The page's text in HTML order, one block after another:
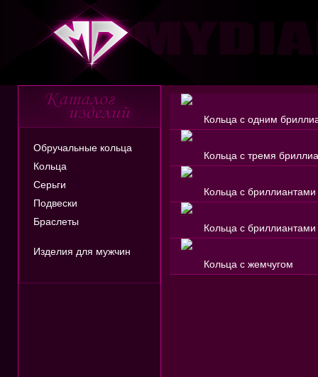
Обручальные кольца
Кольца
Серьги
Подвески
Браслеты
Изделия для мужчин
Кольца с одним
Кольца с тремя
Кольца с бриллиантами
Кольца с
Кольца с жемчугом